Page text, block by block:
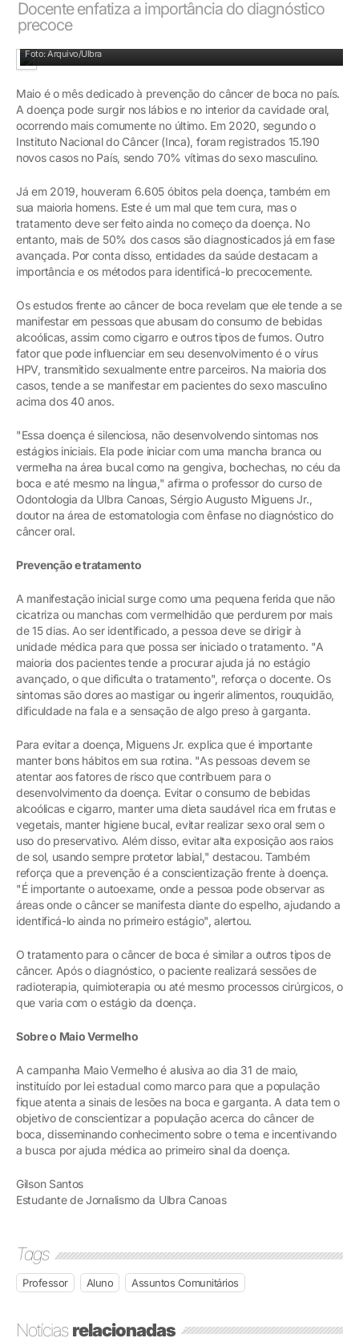
Docente enfatiza a importância do diagnóstico
precoce
Foto: Arquivo/Ulbra
Maio é o mês dedicado à prevenção do câncer de boca no país.
A doença pode surgir nos lábios e no interior da cavidade oral,
ocorrendo mais comumente no último. Em 2020, segundo o
Instituto Nacional do Câncer (Inca), foram registrados 15.190
novos casos no País, sendo 70% vítimas do sexo masculino.
Já em 2019, houveram 6.605 óbitos pela doença, também em
sua maioria homens. Este é um mal que tem cura, mas o
tratamento deve ser feito ainda no começo da doença. No
entanto, mais de 50% dos casos são diagnosticados já em fase
avançada. Por conta disso, entidades da saúde destacam a
importância e os métodos para identificá-lo precocemente.
Os estudos frente ao câncer de boca revelam que ele tende a se
manifestar em pessoas que abusam do consumo de bebidas
alcoólicas, assim como cigarro e outros tipos de fumos. Outro
fator que pode influenciar em seu desenvolvimento é o vírus
HPV, transmitido sexualmente entre parceiros. Na maioria dos
casos, tende a se manifestar em pacientes do sexo masculino
acima dos 40 anos.
"Essa doença é silenciosa, não desenvolvendo sintomas nos
estágios iniciais. Ela pode iniciar com uma mancha branca ou
vermelha na área bucal como na gengiva, bochechas, no céu da
boca e até mesmo na língua," afirma o professor do curso de
Odontologia da Ulbra Canoas, Sérgio Augusto Miguens Jr.,
doutor na área de estomatologia com ênfase no diagnóstico do
câncer oral.
Prevenção e tratamento
A manifestação inicial surge como uma pequena ferida que não
cicatriza ou manchas com vermelhidão que perdurem por mais
de 15 dias. Ao ser identificado, a pessoa deve se dirigir à
unidade médica para que possa ser iniciado o tratamento. "A
maioria dos pacientes tende a procurar ajuda já no estágio
avançado, o que dificulta o tratamento", reforça o docente. Os
sintomas são dores ao mastigar ou ingerir alimentos, rouquidão,
dificuldade na fala e a sensação de algo preso à garganta.
Para evitar a doença, Miguens Jr. explica que é importante
manter bons hábitos em sua rotina. "As pessoas devem se
atentar aos fatores de risco que contribuem para o
desenvolvimento da doença. Evitar o consumo de bebidas
alcoólicas e cigarro, manter uma dieta saudável rica em frutas e
vegetais, manter higiene bucal, evitar realizar sexo oral sem o
uso do preservativo. Além disso, evitar alta exposição aos raios
de sol, usando sempre protetor labial," destacou. Também
reforça que a prevenção é a conscientização frente à doença.
"É importante o autoexame, onde a pessoa pode observar as
áreas onde o câncer se manifesta diante do espelho, ajudando a
identificá-lo ainda no primeiro estágio", alertou.
O tratamento para o câncer de boca é similar a outros tipos de
câncer. Após o diagnóstico, o paciente realizará sessões de
radioterapia, quimioterapia ou até mesmo processos cirúrgicos, o
que varia com o estágio da doença.
Sobre o Maio Vermelho
A campanha Maio Vermelho é alusiva ao dia 31 de maio,
instituído por lei estadual como marco para que a população
fique atenta a sinais de lesões na boca e garganta. A data tem o
objetivo de conscientizar a população acerca do câncer de
boca, disseminando conhecimento sobre o tema e incentivando
a busca por ajuda médica ao primeiro sinal da doença.
Gilson Santos
Estudante de Jornalismo da Ulbra Canoas
Tags
Professor Aluno Assuntos Comunitários
Notíciasrelacionadas